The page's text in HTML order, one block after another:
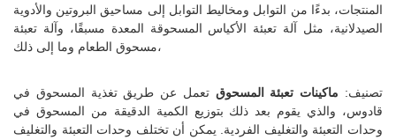
المنتجات، بدءًا من التوابل ومخاليط التوابل إلى مساحيق البروتين والأدوية
الصيدلانية، مثل آلة تعبئة الأكياس المسحوقة المعدة مسبقًا، وآلة تعبئة
مسحوق الطعام وما إلى ذلك،
تصنيف: ماكينات تعبئة المسحوقتعمل عن طريق تغذية المسحوق في
قادوس، والذي يقوم بعد ذلك بتوزيع الكمية الدقيقة من المسحوق في
وحدات التعبئة والتغليف الفردية. يمكن أن تختلف وحدات التعبئة والتغليف